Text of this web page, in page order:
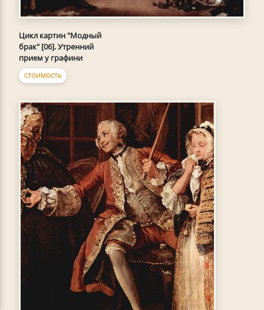
Цикл картин "Модный
брак" [06]. Утренний
прием у графини
СТОИМОСТЬ